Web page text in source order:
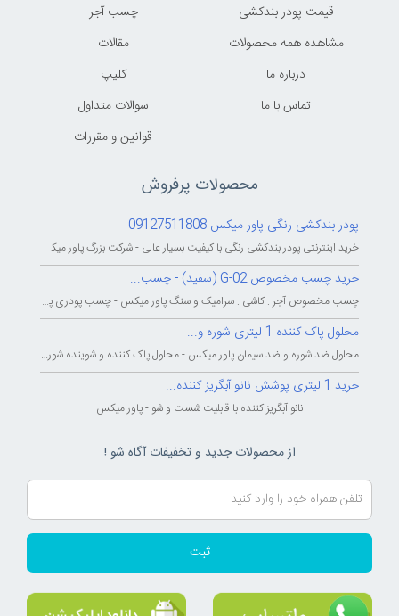
قیمت پودر بندکشی
مشاهده همه محصولات
درباره ما
تماس با ما
چسب آجر
مقالات
کليپ
سوالات متداول
قوانين و مقررات
محصولات پرفروش
پودر بندکشی رنگی پاور میکس 09127511808
خرید اینترنتی پودر بندکشی رنگی با کیفیت بسیار عالی - شرکت بزرگ پاور میکس...
خرید چسب مخصوص G-02 (سفید) - چسب...
چسب مخصوص آجر . کاشی . سرامیک و سنگ پاور میکس - چسب پودری پاورمیکس - چسب...
محلول پاک کننده 1 لیتری شوره و...
محلول ضد شوره و ضد سیمان پاور میکس - محلول پاک کننده و شوینده شوره و سیمان...
خرید 1 لیتری پوشش نانو آبگریز کننده...
نانو آبگریز کننده با قابلیت شست و شو - پاور میکس
از محصولات جدید و تخفیفات آگاه شو !
ثبت